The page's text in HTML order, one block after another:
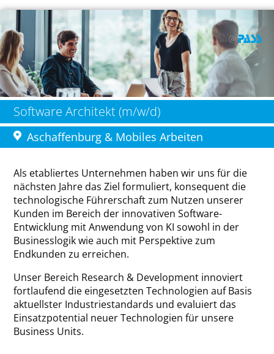
Software Architekt (m/w/d)
Aschaffenburg & Mobiles Arbeiten
Als etabliertes Unternehmen haben wir uns für die
nächsten Jahre das Ziel formuliert, konsequent die
technologische Führerschaft zum Nutzen unserer
Kunden im Bereich der innovativen Software-
Entwicklung mit Anwendung von KI sowohl in der
Businesslogik wie auch mit Perspektive zum
Endkunden zu erreichen.
Unser Bereich Research & Development innoviert
fortlaufend die eingesetzten Technologien auf Basis
aktuellster Industriestandards und evaluiert das
Einsatzpotential neuer Technologien für unsere
Business Units.